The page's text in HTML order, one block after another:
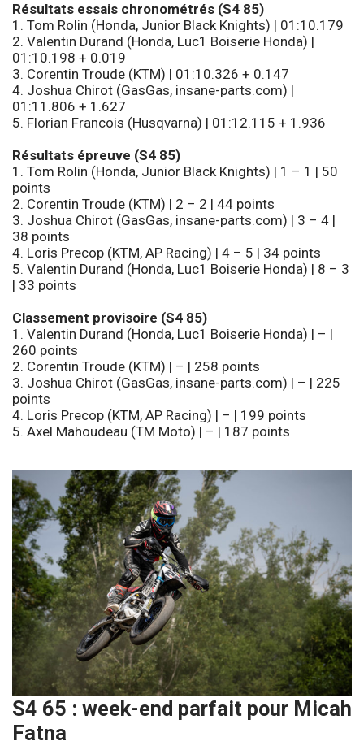
Résultats essais chronométrés (S4 85)
1. Tom Rolin (Honda, Junior Black Knights) | 01:10.179
2. Valentin Durand (Honda, Luc1 Boiserie Honda) |
01:10.198 + 0.019
3. Corentin Troude (KTM) | 01:10.326 + 0.147
4. Joshua Chirot (GasGas, insane-parts.com) |
01:11.806 + 1.627
5. Florian Francois (Husqvarna) | 01:12.115 + 1.936
Résultats épreuve (S4 85)
1. Tom Rolin (Honda, Junior Black Knights) | 1 – 1 | 50
points
2. Corentin Troude (KTM) | 2 – 2 | 44 points
3. Joshua Chirot (GasGas, insane-parts.com) | 3 – 4 |
38 points
4. Loris Precop (KTM, AP Racing) | 4 – 5 | 34 points
5. Valentin Durand (Honda, Luc1 Boiserie Honda) | 8 – 3
| 33 points
Classement provisoire (S4 85)
1. Valentin Durand (Honda, Luc1 Boiserie Honda) | – |
260 points
2. Corentin Troude (KTM) | – | 258 points
3. Joshua Chirot (GasGas, insane-parts.com) | – | 225
points
4. Loris Precop (KTM, AP Racing) | – | 199 points
5. Axel Mahoudeau (TM Moto) | – | 187 points
S4 65 : week-end parfait pour Micah
Fatna